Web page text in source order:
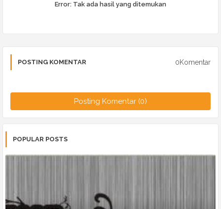
Error: Tak ada hasil yang ditemukan
POSTING KOMENTAR 0Komentar
Posting Komentar (0)
POPULAR POSTS